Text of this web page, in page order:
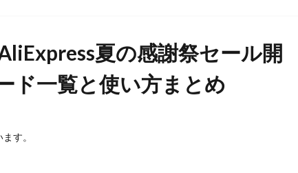
夏の感謝祭セール開
ド一覧と使い方まとめ
す。